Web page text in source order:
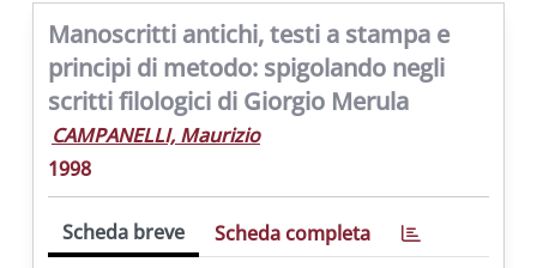
Manoscritti antichi, testi a stampa e
principi di metodo: spigolando negli
scritti filologici di Giorgio Merula
CAMPANELLI, Maurizio
1998
Scheda breve Scheda completa